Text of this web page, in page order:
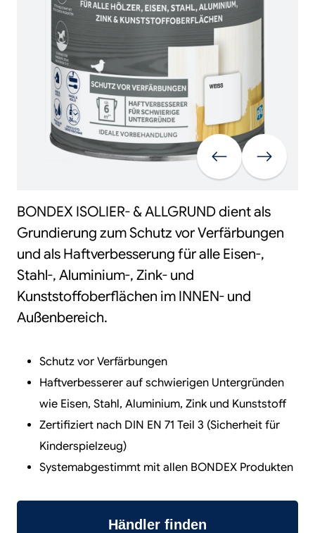
Vorherige Weiter
BONDEX ISOLIER- & ALLGRUND dient als
Grundierung zum Schutz vor Verfärbungen
und als Haftverbesserung für alle Eisen-,
Stahl-, Aluminium-, Zink- und
Kunststoffoberflächen im INNEN- und
Außenbereich.
Schutz vor Verfärbungen
Haftverbesserer auf schwierigen Untergründen
wie Eisen, Stahl, Aluminium, Zink und Kunststoff
Zertifiziert nach DIN EN 71 Teil 3 (Sicherheit für
Kinderspielzeug)
Systemabgestimmt mit allen BONDEX Produkten
Händler finden